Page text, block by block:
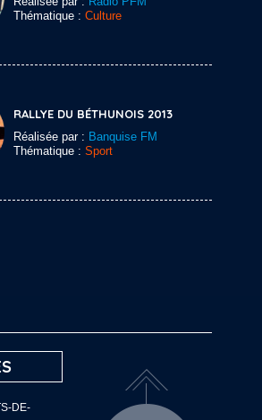
Thématique : Culture
RALLYE DU BÉTHUNOIS 2013
Réalisée par : Banquise FM
Thématique : Sport
DE-